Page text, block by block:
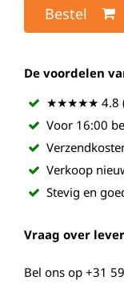
Bestel
De voordelen
★★★★★ 4.8
Voor 16:00
Verkoop
Stevig en
Vraag over
Bel ons op +31